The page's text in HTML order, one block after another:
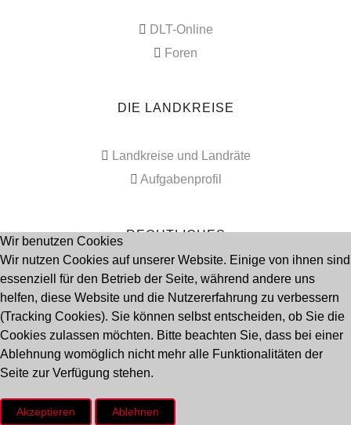
DLT-Online
Foren
DIE LANDKREISE
Landkreise und Landräte
Aufgabenprofil
RECHTLICHES
Impressum
Datenschutz
Seitenanfang
© 2009 - 2023 Deutscher Landkreistag
Wir benutzen Cookies
Wir nutzen Cookies auf unserer Website. Einige von ihnen sind
essenziell für den Betrieb der Seite, während andere uns
helfen, diese Website und die Nutzererfahrung zu verbessern
(Tracking Cookies). Sie können selbst entscheiden, ob Sie die
Cookies zulassen möchten. Bitte beachten Sie, dass bei einer
Ablehnung womöglich nicht mehr alle Funktionalitäten der
Seite zur Verfügung stehen.
Akzeptieren Ablehnen